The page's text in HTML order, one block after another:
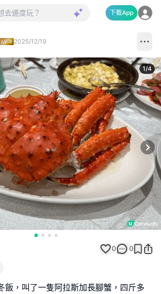
下載App
2025/12/19
1/4
0 0
飯，叫了一隻阿拉斯加長腳蟹，四斤多